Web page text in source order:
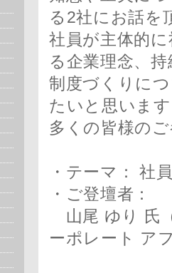
る2社にお話を
社員が主体的
る企業理念、
制度づくりに
たいと思いま
多くの皆様の
・テーマ： 社
・ご登壇者：
山尾 ゆり 氏
ーポレート ア